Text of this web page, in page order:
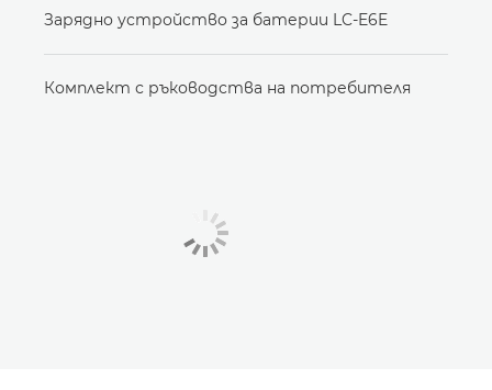
Зарядно устройство за батерии LC-E6E
Комплект с ръководства на потребителя